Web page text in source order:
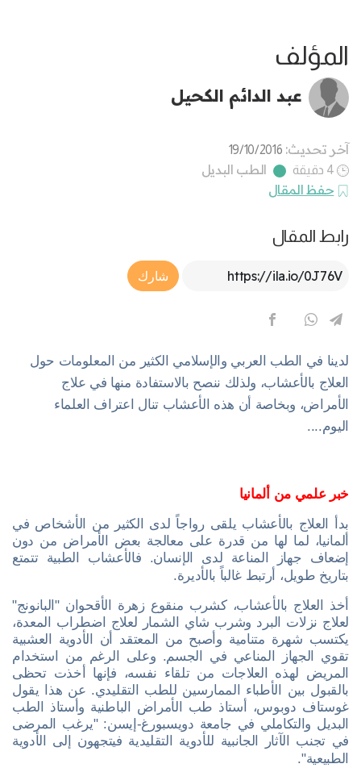
المؤلف
عبد الدائم الكحيل
آخر تحديث: 19/10/2016
4 دقيقة
الطب البديل
حفظ المقال
رابط المقال
Article Link
شارك
لدينا في الطب العربي والإسلامي الكثير من المعلومات حول
العلاج بالأعشاب، ولذلك ننصح بالاستفادة منها في علاج
الأمراض، وبخاصة أن هذه الأعشاب تنال اعتراف العلماء
اليوم....
خبر علمي من ألمانيا
بدأ العلاج بالأعشاب يلقى رواجاً لدى الكثير من الأشخاص في
ألمانيا، لما لها من قدرة على معالجة بعض الأمراض من دون
إضعاف جهاز المناعة لدى الإنسان. فالأعشاب الطبية تتمتع
بتاريخ طويل، أرتبط غالباً بالأديرة.
أخذ العلاج بالأعشاب، كشرب منقوع زهرة الأقحوان "البانونج"
لعلاج نزلات البرد وشرب شاي الشمار لعلاج اضطراب المعدة،
يكتسب شهرة متنامية وأصبح من المعتقد أن الأدوية العشبية
تقوي الجهاز المناعي في الجسم. وعلى الرغم من استخدام
المريض لهذه العلاجات من تلقاء نفسه، فإنها أخذت تحظى
بالقبول بين الأطباء الممارسين للطب التقليدي. عن هذا يقول
غوستاف دوبوس، أستاذ طب الأمراض الباطنية وأستاذ الطب
البديل والتكاملي في جامعة دويسبورغ-إيسن: "يرغب المرضى
في تجنب الآثار الجانبية للأدوية التقليدية فيتجهون إلى الأدوية
الطبيعية".